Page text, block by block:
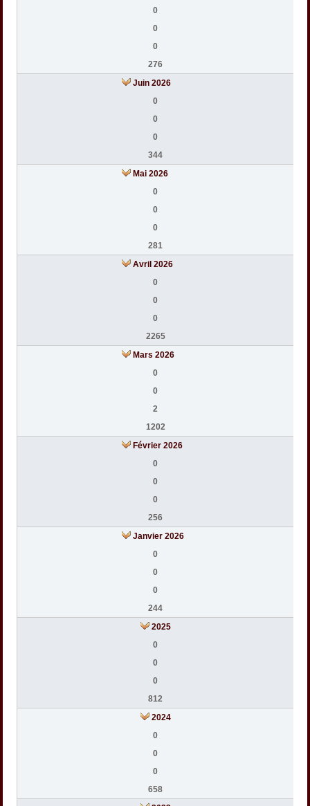
0
0
0
276
Juin 2026
0
0
0
344
Mai 2026
0
0
0
281
Avril 2026
0
0
0
2265
Mars 2026
0
0
2
1202
Février 2026
0
0
0
256
Janvier 2026
0
0
0
244
2025
0
0
0
812
2024
0
0
0
658